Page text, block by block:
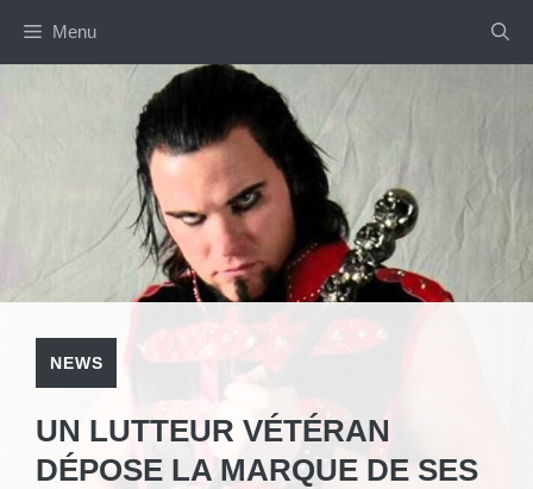
Menu
NEWS
UN LUTTEUR VÉTÉRAN
DÉPOSE LA MARQUE DE SES